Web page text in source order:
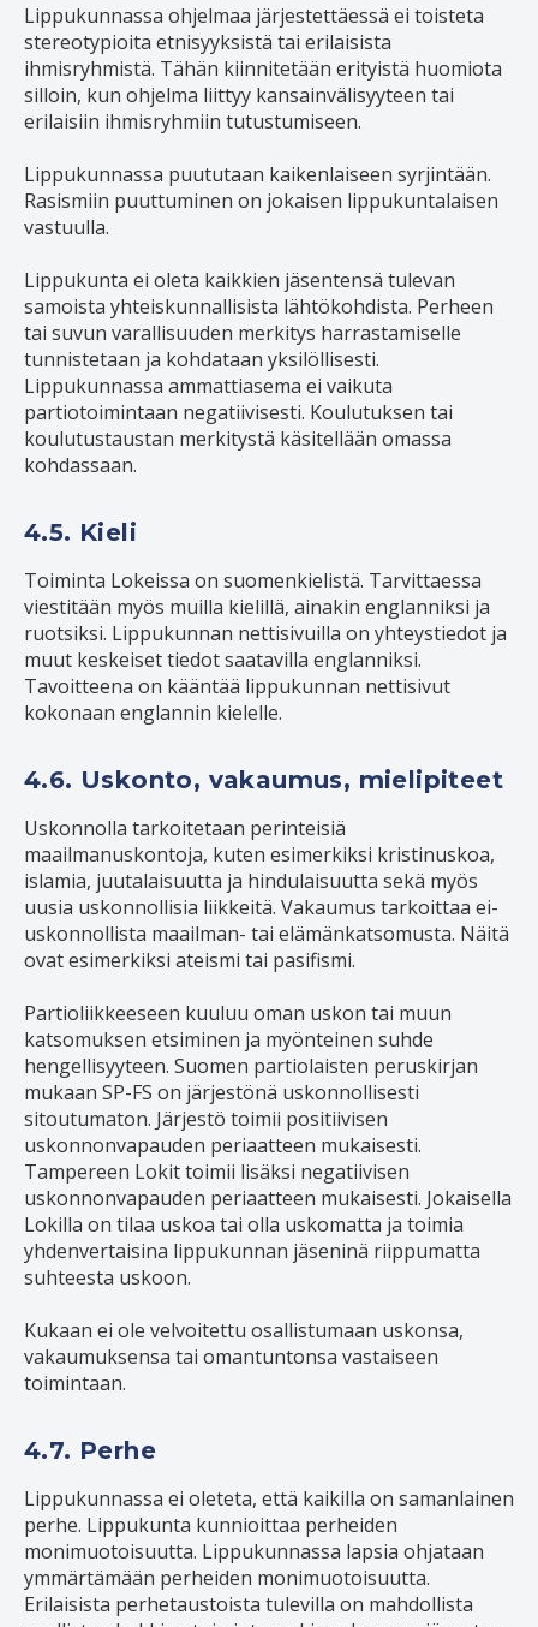
Lippukunnassa ohjelmaa järjestettäessä ei toisteta
stereotypioita etnisyyksistä tai erilaisista
ihmisryhmistä. Tähän kiinnitetään erityistä huomiota
silloin, kun ohjelma liittyy kansainvälisyyteen tai
erilaisiin ihmisryhmiin tutustumiseen.
Lippukunnassa puututaan kaikenlaiseen syrjintään.
Rasismiin puuttuminen on jokaisen lippukuntalaisen
vastuulla.
Lippukunta ei oleta kaikkien jäsentensä tulevan
samoista yhteiskunnallisista lähtökohdista. Perheen
tai suvun varallisuuden merkitys harrastamiselle
tunnistetaan ja kohdataan yksilöllisesti.
Lippukunnassa ammattiasema ei vaikuta
partiotoimintaan negatiivisesti. Koulutuksen tai
koulutustaustan merkitystä käsitellään omassa
kohdassaan.
4.5. Kieli
Toiminta Lokeissa on suomenkielistä. Tarvittaessa
viestitään myös muilla kielillä, ainakin englanniksi ja
ruotsiksi. Lippukunnan nettisivuilla on yhteystiedot ja
muut keskeiset tiedot saatavilla englanniksi.
Tavoitteena on kääntää lippukunnan nettisivut
kokonaan englannin kielelle.
4.6. Uskonto, vakaumus, mielipiteet
Uskonnolla tarkoitetaan perinteisiä
maailmanuskontoja, kuten esimerkiksi kristinuskoa,
islamia, juutalaisuutta ja hindulaisuutta sekä myös
uusia uskonnollisia liikkeitä. Vakaumus tarkoittaa ei-
uskonnollista maailman- tai elämänkatsomusta. Näitä
ovat esimerkiksi ateismi tai pasifismi.
Partioliikkeeseen kuuluu oman uskon tai muun
katsomuksen etsiminen ja myönteinen suhde
hengellisyyteen. Suomen partiolaisten peruskirjan
mukaan SP-FS on järjestönä uskonnollisesti
sitoutumaton. Järjestö toimii positiivisen
uskonnonvapauden periaatteen mukaisesti.
Tampereen Lokit toimii lisäksi negatiivisen
uskonnonvapauden periaatteen mukaisesti. Jokaisella
Lokilla on tilaa uskoa tai olla uskomatta ja toimia
yhdenvertaisina lippukunnan jäseninä riippumatta
suhteesta uskoon.
Kukaan ei ole velvoitettu osallistumaan uskonsa,
vakaumuksensa tai omantuntonsa vastaiseen
toimintaan.
4.7. Perhe
Lippukunnassa ei oleteta, että kaikilla on samanlainen
perhe. Lippukunta kunnioittaa perheiden
monimuotoisuutta. Lippukunnassa lapsia ohjataan
ymmärtämään perheiden monimuotoisuutta.
Erilaisista perhetaustoista tulevilla on mahdollista